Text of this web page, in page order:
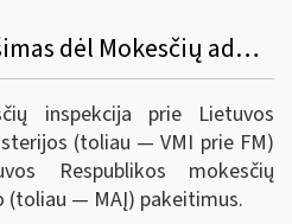
Informacinis pranešimas dėl Mokesčių administravimo įstatymo pakeitimo
inspekcija prie Lietuvos
(toliau — VMI prie FM)
Respublikos mokesčių
— MAĮ) pakeitimus.